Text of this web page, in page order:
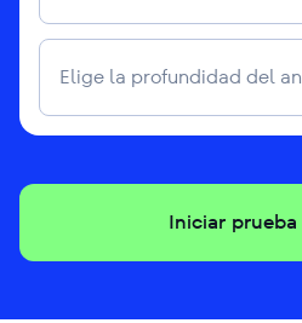
Elige la profundidad del
Iniciar